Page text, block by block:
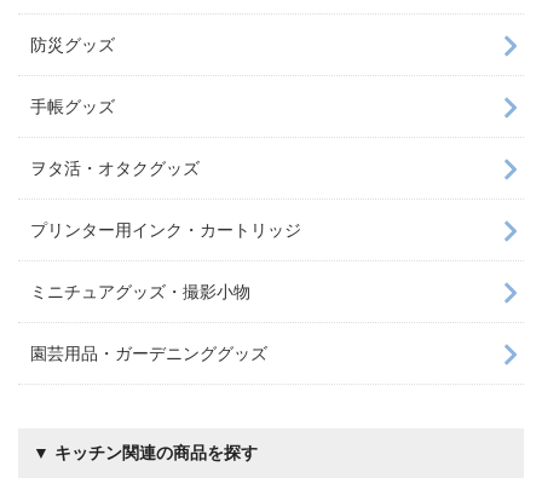
防災グッズ
手帳グッズ
ヲタ活・オタクグッズ
プリンター用インク・カートリッジ
ミニチュアグッズ・撮影小物
園芸用品・ガーデニンググッズ
▼ キッチン関連の商品を探す